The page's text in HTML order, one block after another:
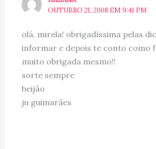
OUTUBRO 21, 2008 EM 9:41 PM
olá. mirela! obrigadíssima pelas
informar e depois te conto como
muito obrigada mesmo!!
sorte sempre
beijão
ju guimarães